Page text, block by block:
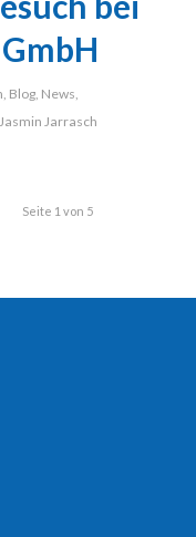
, Blog, News,
Jasmin Jarrasch
Seite 1 von 5